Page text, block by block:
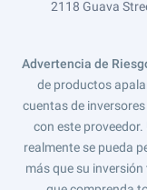
2118 Guava
Advertencia de
de productos
cuentas de
con este
realmente se pueda
más que su